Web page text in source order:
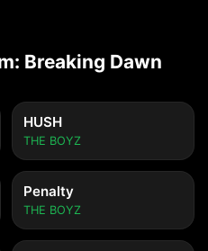
Breaking Dawn
HUSH
THE BOYZ
Penalty
THE BOYZ